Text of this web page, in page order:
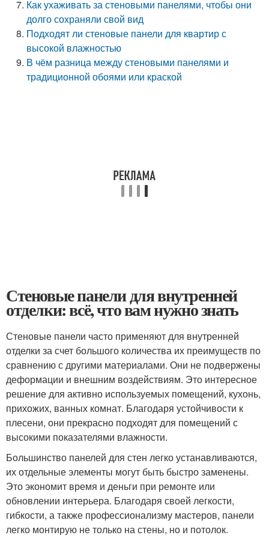
Как ухаживать за стеновыми панелями, чтобы они
долго сохраняли свой вид
Подходят ли стеновые панели для квартир с
высокой влажностью
В чём разница между стеновыми панелями и
традиционной обоями или краской
Стеновые панели для внутренней
отделки: всё, что вам нужно знать
Стеновые панели часто применяют для внутренней
отделки за счет большого количества их преимуществ по
сравнению с другими материалами. Они не подвержены
деформации и внешним воздействиям. Это интересное
решение для активно используемых помещений, кухонь,
прихожих, ванных комнат. Благодаря устойчивости к
плесени, они прекрасно подходят для помещений с
высокими показателями влажности.
Большинство панелей для стен легко устанавливаются,
их отдельные элементы могут быть быстро заменены.
Это экономит время и деньги при ремонте или
обновлении интерьера. Благодаря своей легкости,
гибкости, а также профессионализму мастеров, панели
легко монтирую не только на стены, но и потолок.